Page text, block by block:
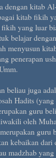
dengan kitab
kitab fikih
yang luar
belajar
menyusun
penerapan
beliau juga
Hadits
guru
oleh
kebaikan dari
madzhab